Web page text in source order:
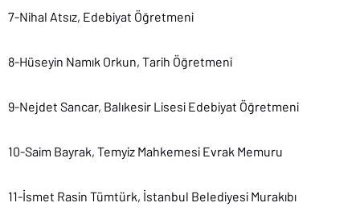
7-Nihal Atsız, Edebiyat Öğretmeni
8-Hüseyin Namık Orkun, Tarih Öğretmeni
9-Nejdet Sancar, Balıkesir Lisesi Edebiyat Öğretmeni
10-Saim Bayrak, Temyiz Mahkemesi Evrak Memuru
11-İsmet Rasin Tümtürk, İstanbul Belediyesi Murakıbı